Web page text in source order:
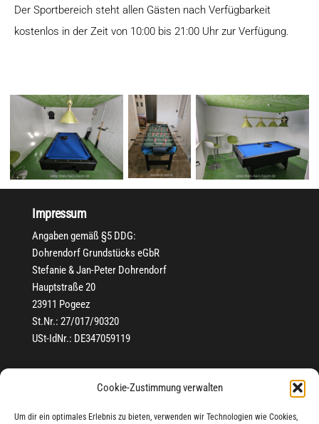
Cookie-Zustimmung verwalten
Um dir ein optimales Erlebnis zu bieten, verwenden wir Technologien wie Cookies,
Der Sportbereich steht allen Gästen nach Verfügbarkeit
kostenlos in der Zeit von 10:00 bis 21:00 Uhr zur Verfügung.
Impressum
Angaben gemäß §5 DDG:
Dohrendorf Grundstücks eGbR
Stefanie & Jan-Peter Dohrendorf
Hauptstraße 20
23911 Pogeez
St.Nr.: 27/017/90320
USt-IdNr.: DE347059119
info@fewoharztraum.de